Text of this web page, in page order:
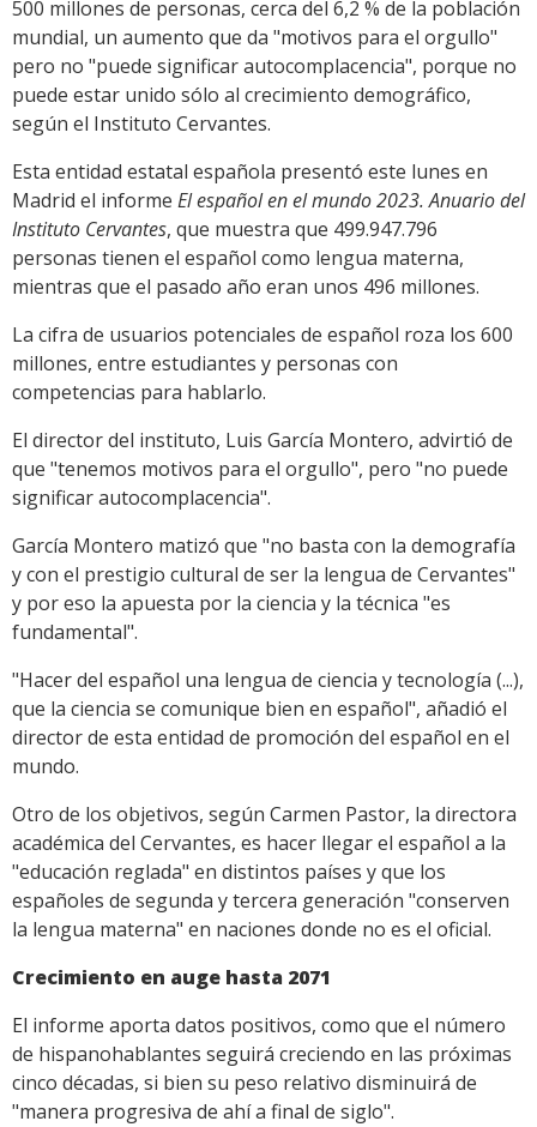
500 millones de personas, cerca del 6,2 % de la población
mundial, un aumento que da "motivos para el orgullo"
pero no "puede significar autocomplacencia", porque no
puede estar unido sólo al crecimiento demográfico,
según el Instituto Cervantes.
Esta entidad estatal española presentó este lunes en
Madrid el informe El español en el mundo 2023. Anuario del
Instituto Cervantes, que muestra que 499.947.796
personas tienen el español como lengua materna,
mientras que el pasado año eran unos 496 millones.
La cifra de usuarios potenciales de español roza los 600
millones, entre estudiantes y personas con
competencias para hablarlo.
El director del instituto, Luis García Montero, advirtió de
que "tenemos motivos para el orgullo", pero "no puede
significar autocomplacencia".
García Montero matizó que "no basta con la demografía
y con el prestigio cultural de ser la lengua de Cervantes"
y por eso la apuesta por la ciencia y la técnica "es
fundamental".
"Hacer del español una lengua de ciencia y tecnología (...),
que la ciencia se comunique bien en español", añadió el
director de esta entidad de promoción del español en el
mundo.
Otro de los objetivos, según Carmen Pastor, la directora
académica del Cervantes, es hacer llegar el español a la
"educación reglada" en distintos países y que los
españoles de segunda y tercera generación "conserven
la lengua materna" en naciones donde no es el oficial.
Crecimiento en auge hasta 2071
El informe aporta datos positivos, como que el número
de hispanohablantes seguirá creciendo en las próximas
cinco décadas, si bien su peso relativo disminuirá de
"manera progresiva de ahí a final de siglo".